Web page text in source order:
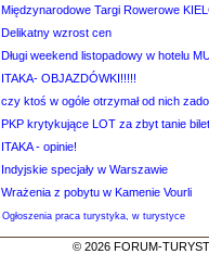
Międzynarodowe Targi Rowerowe
Delikatny wzrost cen
Długi weekend listopadowy w hotelu
ITAKA- OBJAZDÓWKI!!!!!
czy ktoś w ogóle otrzymał od nich
PKP krytykujące LOT za zbyt tanie
ITAKA - opinie!
Indyjskie specjały w Warszawie
Wrażenia z pobytu w Kamenie Vourli
Ogłoszenia praca turystyka, w turystyce
© 2026 FORUM-